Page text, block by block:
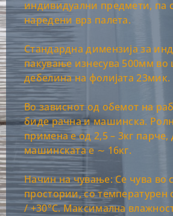
индивидуални предмети, па
наредени врз палета.
Стандардна димензија за
пакување изнесува 500мм
дебелина на фолијата 23мик.
Во зависнот од обемот на
биде рачна и машинска.
примена е од 2,5 – 3кг парче,
машинската е ∼ 16кг.
Начин на чување: Се чува во
простории, со температурен
/ +30°C. Максимална